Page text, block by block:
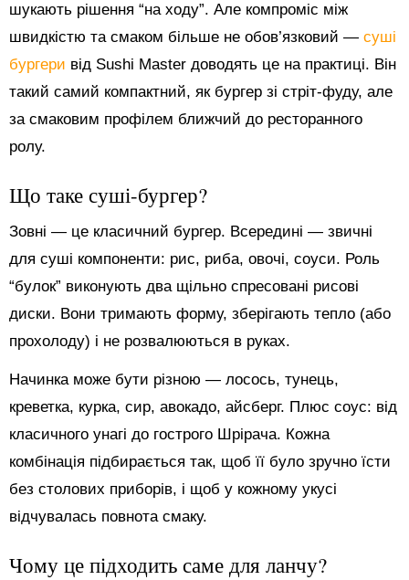
шукають рішення “на ходу”. Але компроміс між
швидкістю та смаком більше не обов’язковий — суші
бургери від Sushi Master доводять це на практиці. Він
такий самий компактний, як бургер зі стріт-фуду, але
за смаковим профілем ближчий до ресторанного
ролу.
Що таке суші-бургер?
Зовні — це класичний бургер. Всередині — звичні
для суші компоненти: рис, риба, овочі, соуси. Роль
“булок” виконують два щільно спресовані рисові
диски. Вони тримають форму, зберігають тепло (або
прохолоду) і не розвалюються в руках.
Начинка може бути різною — лосось, тунець,
креветка, курка, сир, авокадо, айсберг. Плюс соус: від
класичного унагі до гострого Шрірача. Кожна
комбінація підбирається так, щоб її було зручно їсти
без столових приборів, і щоб у кожному укусі
відчувалась повнота смаку.
Чому це підходить саме для ланчу?